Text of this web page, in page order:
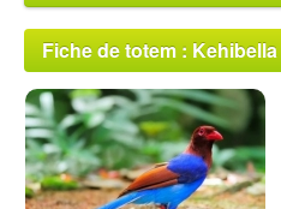
Fiche de totem : Kehibella